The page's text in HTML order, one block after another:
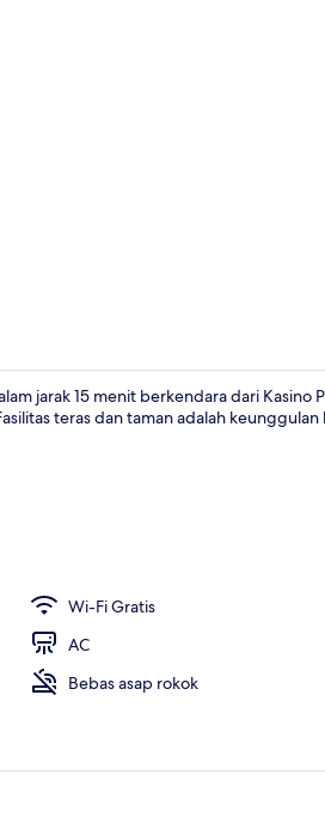
jarak 15 menit berkendara dari Kasino
teras dan taman adalah keunggulan
Wi-Fi Gratis
AC
Bebas asap rokok